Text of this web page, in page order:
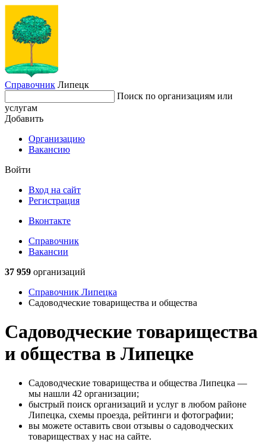
Справочник Липецк
Поиск по организациям или
услугам
Добавить
Организацию
Вакансию
Войти
Вход на сайт
Регистрация
Вконтакте
Справочник
Вакансии
37 959 организаций
Справочник Липецка
Садоводческие товарищества и общества
Садоводческие товарищества
и общества в Липецке
Садоводческие товарищества и общества Липецка —
мы нашли 42 организации;
быстрый поиск организаций и услуг в любом районе
Липецка, схемы проезда, рейтинги и фотографии;
вы можете оставить свои отзывы о садоводческих
товариществах у нас на сайте.